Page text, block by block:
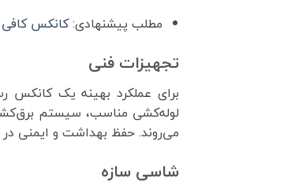
مطلب پیشنهادی:کانکس
تجهیزات فنی
برای عملکرد بهینه یک کانکس
لوله‌کشی مناسب، سیستم
می‌روند. حفظ بهداشت و ایمنی
شاسی سازه